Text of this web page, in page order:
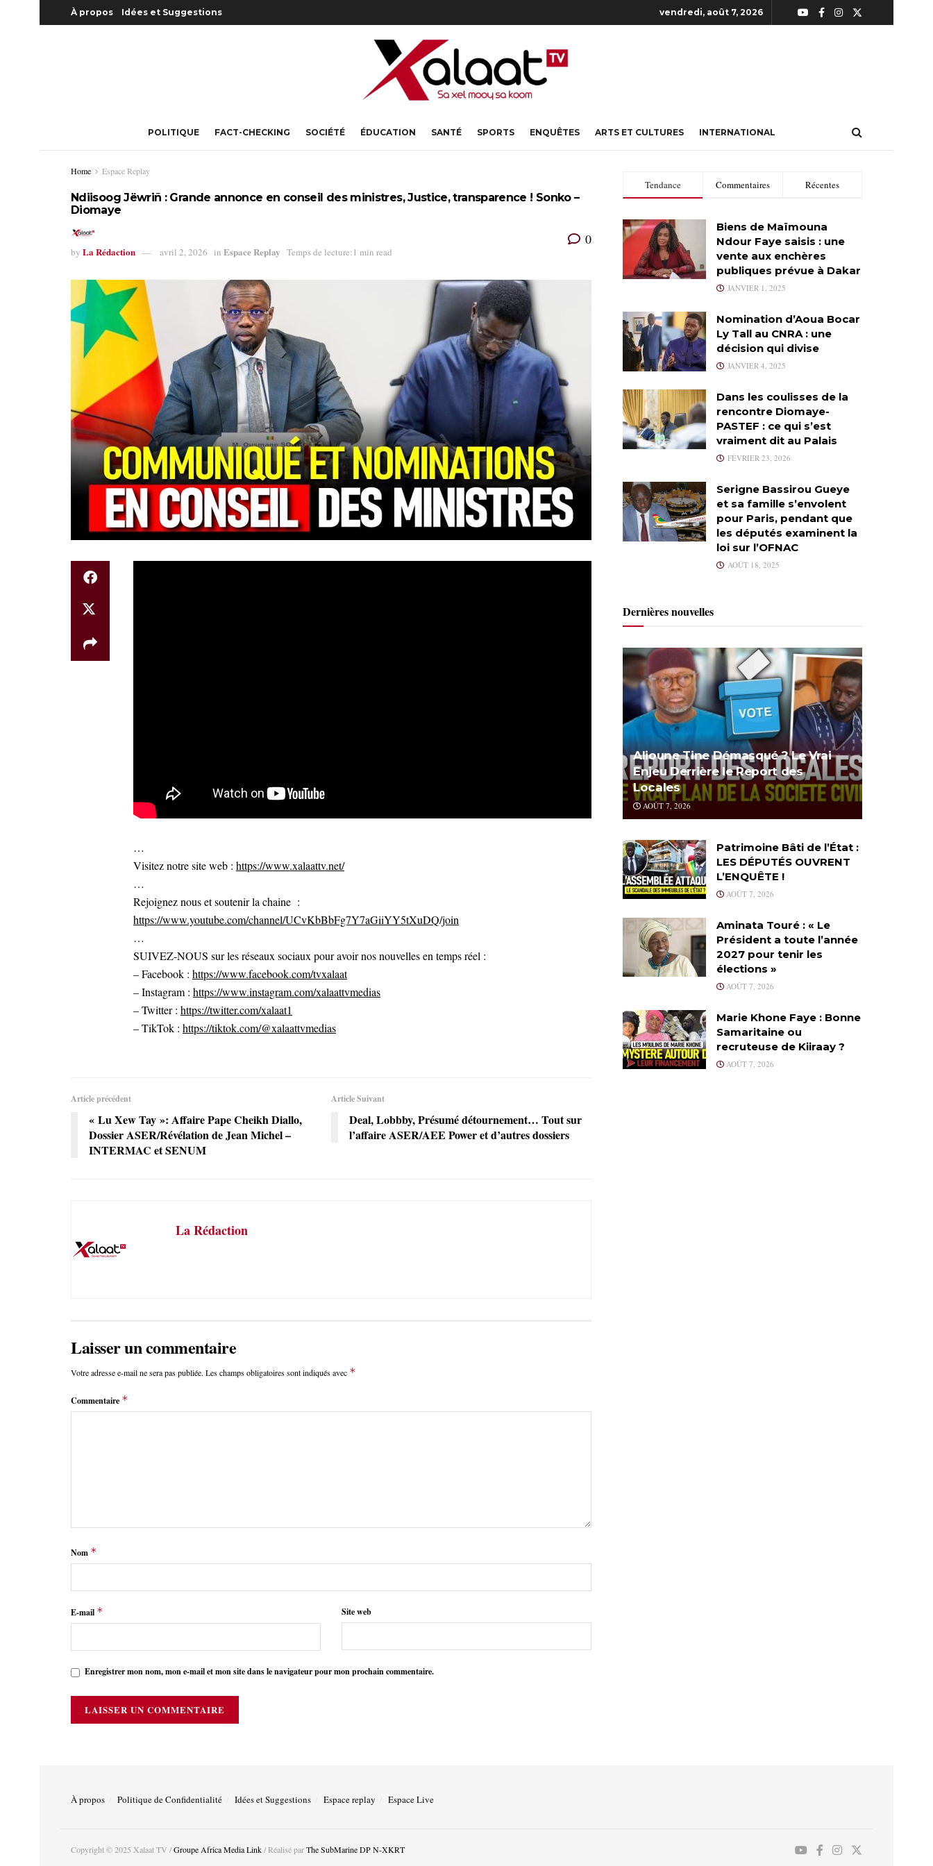
À propos Idées et Suggestions vendredi, août 7, 2026
POLITIQUE FACT-CHECKING SOCIÉTÉ ÉDUCATION SANTÉ SPORTS ENQUÊTES ARTS ET CULTURES INTERNATIONAL
Home Espace Replay
Ndiisoog Jëwriñ : Grande annonce en conseil des ministres, Justice, transparence ! Sonko –
Diomaye
by La Rédaction avril 2, 2026 in Espace Replay Temps de lecture:1 min read
0
…
Visitez notre site web : https://www.xalaattv.net/
…
Rejoignez nous et soutenir la chaine :
https://www.youtube.com/channel/UCvKbBbFg7Y7aGiiYY5tXuDQ/join
…
SUIVEZ-NOUS sur les réseaux sociaux pour avoir nos nouvelles en temps réel :
– Facebook : https://www.facebook.com/tvxalaat
– Instagram : https://www.instagram.com/xalaattvmedias
– Twitter : https://twitter.com/xalaat1
– TikTok : https://tiktok.com/@xalaattvmedias
Article précédent
« Lu Xew Tay »: Affaire Pape Cheikh Diallo,
Dossier ASER/Révélation de Jean Michel –
INTERMAC et SENUM
Article Suivant
Deal, Lobbby, Présumé détournement… Tout sur
l’affaire ASER/AEE Power et d’autres dossiers
La Rédaction
Laisser un commentaire
Votre adresse e-mail ne sera pas publiée. Les champs obligatoires sont indiqués avec *
Commentaire *
Nom *
E-mail * Site web
Enregistrer mon nom, mon e-mail et mon site dans le navigateur pour mon prochain commentaire.
Tendance Commentaires Récentes
Biens de Maïmouna
Ndour Faye saisis : une
vente aux enchères
publiques prévue à Dakar
JANVIER 1, 2025
Nomination d’Aoua Bocar
Ly Tall au CNRA : une
décision qui divise
JANVIER 4, 2025
Dans les coulisses de la
rencontre Diomaye-
PASTEF : ce qui s’est
vraiment dit au Palais
FÉVRIER 23, 2026
Serigne Bassirou Gueye
et sa famille s’envolent
pour Paris, pendant que
les députés examinent la
loi sur l’OFNAC
AOÛT 18, 2025
Dernières nouvelles
Alioune Tine Démasqué ? Le Vrai
Enjeu Derrière le Report des
Locales
AOÛT 7, 2026
Patrimoine Bâti de l’État :
LES DÉPUTÉS OUVRENT
L’ENQUÊTE !
AOÛT 7, 2026
Aminata Touré : « Le
Président a toute l’année
2027 pour tenir les
élections »
AOÛT 7, 2026
Marie Khone Faye : Bonne
Samaritaine ou
recruteuse de Kiiraay ?
AOÛT 7, 2026
À propos Politique de Confidentialité Idées et Suggestions Espace replay Espace Live
Copyright © 2025 Xalaat TV /Groupe Africa Media Link/ Réalisé parThe SubMarine DP N-XKRT